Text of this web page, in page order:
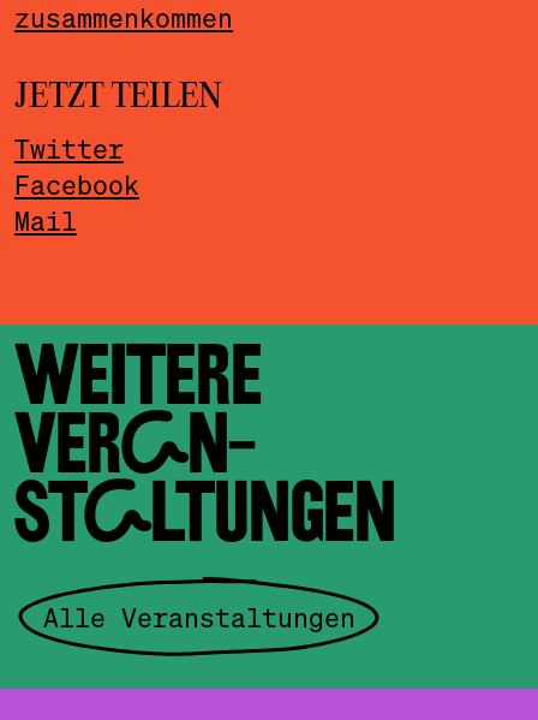
zusammenkommen
JETZT TEILEN
Twitter
Facebook
Mail
WEITERE
VERAN­
STALTUNGEN
Alle Veranstaltungen